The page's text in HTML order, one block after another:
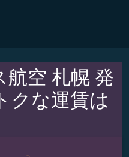
空 札幌 発
クな運賃は